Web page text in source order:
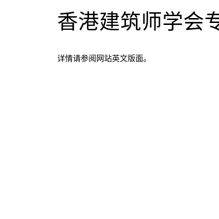
香港建筑师学会
详情请参阅网站英文版面。